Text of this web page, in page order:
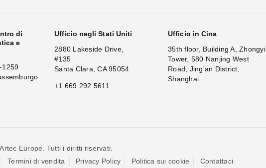
di
e
1259
Ufficio negli Stati Uniti
2880 Lakeside Drive,
#135
Santa Clara, CA 95054
+1 669 292 5611
Ufficio in Cina
35th floor, Building A, Zhongyi
Tower, 580 Nanjing West
Road, Jing'an District,
Shanghai
Europe. Tutti i diritti riservati.
Termini di vendita Privacy Policy Politica sui cookie Contattaci